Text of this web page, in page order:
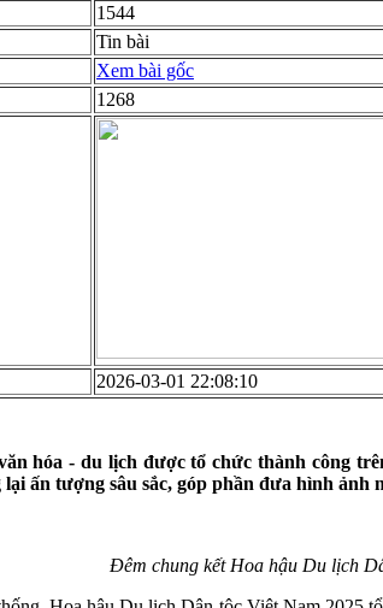
1544
Tin bài
Xem bài gốc
1268
2026-03-01 22:08:10
hóa - du lịch được tổ chức thành công
ấn tượng sâu sắc, góp phần đưa hình
Đêm chung kết Hoa hậu Du lịch